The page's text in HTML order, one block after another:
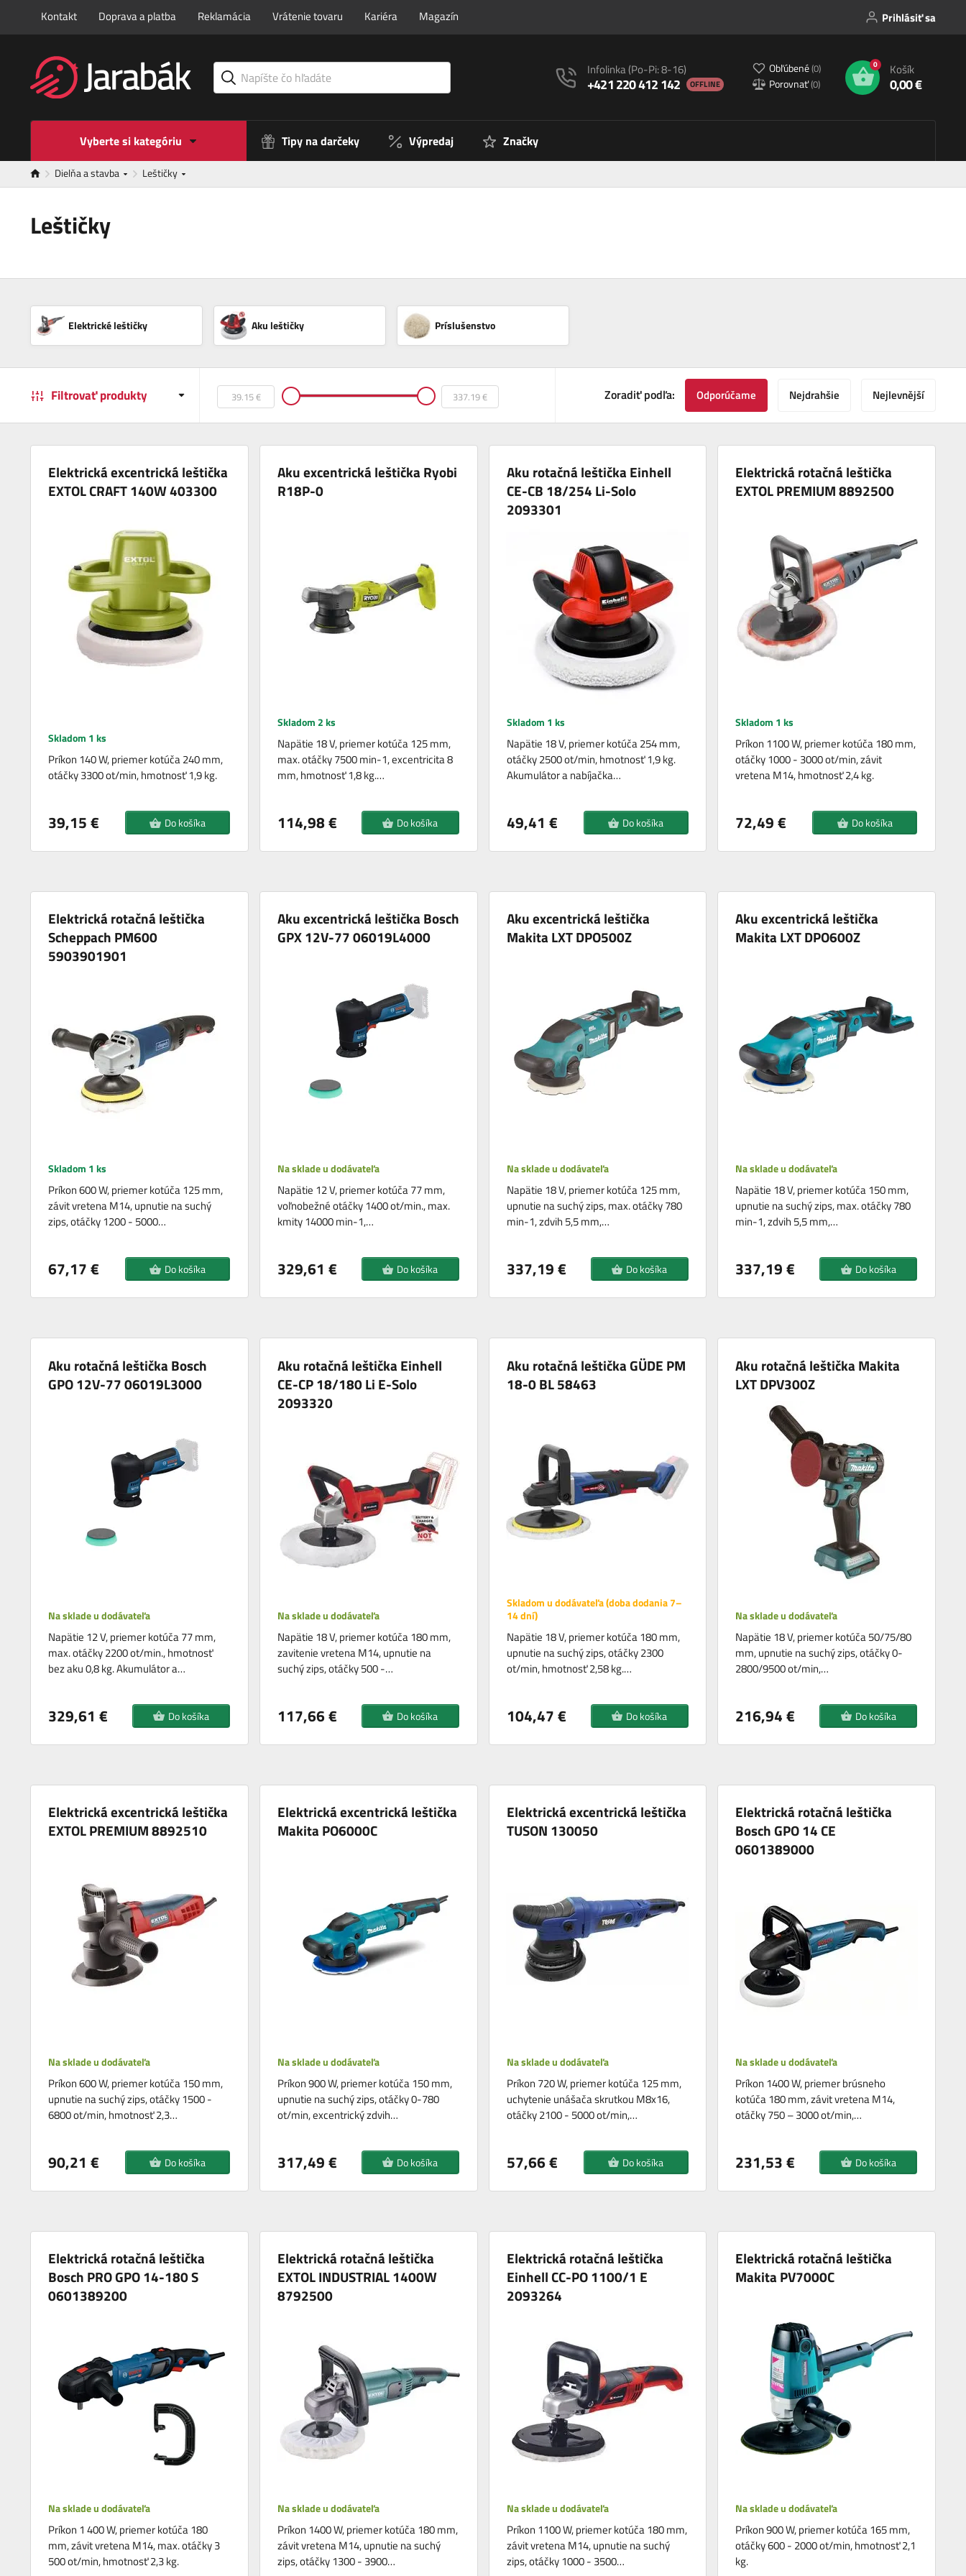
Kontakt Doprava a platba Reklamácia Vrátenie tovaru Kariéra Magazín Prihlásiť sa
Infolinka(Po-Pi: 8-16)
+421 220 412 142 OFFLINE
Obľúbené(0)
Porovnať(0)
0 Košík
0,00 €
Vyberte si kategóriu Tipy na darčeky Výpredaj Značky
Dielňa a stavba Leštičky
Leštičky
Elektrické leštičky Aku leštičky Príslušenstvo
Filtrovať produkty Zoradiť podľa: Odporúčame Nejdrahšie Nejlevnější
Elektrická excentrická leštička
EXTOL CRAFT 140W 403300
Skladom 1 ks
Príkon 140 W, priemer kotúča 240 mm,
otáčky 3300 ot/min, hmotnosť 1,9 kg.
39,15 € Do košíka
Aku excentrická leštička Ryobi
R18P-0
Skladom 2 ks
Napätie 18 V, priemer kotúča 125 mm,
max. otáčky 7500 min-1, excentricita 8
mm, hmotnosť 1,8 kg.…
114,98 € Do košíka
Aku rotačná leštička Einhell
CE-CB 18/254 Li-Solo
2093301
Skladom 1 ks
Napätie 18 V, priemer kotúča 254 mm,
otáčky 2500 ot/min, hmotnosť 1,9 kg.
Akumulátor a nabíjačka…
49,41 € Do košíka
Elektrická rotačná leštička
EXTOL PREMIUM 8892500
Skladom 1 ks
Príkon 1100 W, priemer kotúča 180 mm,
otáčky 1000 - 3000 ot/min, závit
vretena M14, hmotnosť 2,4 kg.
72,49 € Do košíka
Elektrická rotačná leštička
Scheppach PM600
5903901901
Skladom 1 ks
Príkon 600 W, priemer kotúča 125 mm,
závit vretena M14, upnutie na suchý
zips, otáčky 1200 - 5000…
67,17 € Do košíka
Aku excentrická leštička Bosch
GPX 12V-77 06019L4000
Na sklade u dodávateľa
Napätie 12 V, priemer kotúča 77 mm,
voľnobežné otáčky 1400 ot/min., max.
kmity 14000 min-1,…
329,61 € Do košíka
Aku excentrická leštička
Makita LXT DPO500Z
Na sklade u dodávateľa
Napätie 18 V, priemer kotúča 125 mm,
upnutie na suchý zips, max. otáčky 780
min-1, zdvih 5,5 mm,…
337,19 € Do košíka
Aku excentrická leštička
Makita LXT DPO600Z
Na sklade u dodávateľa
Napätie 18 V, priemer kotúča 150 mm,
upnutie na suchý zips, max. otáčky 780
min-1, zdvih 5,5 mm,…
337,19 € Do košíka
Aku rotačná leštička Bosch
GPO 12V-77 06019L3000
Na sklade u dodávateľa
Napätie 12 V, priemer kotúča 77 mm,
max. otáčky 2200 ot/min., hmotnosť
bez aku 0,8 kg. Akumulátor a…
329,61 € Do košíka
Aku rotačná leštička Einhell
CE-CP 18/180 Li E-Solo
2093320
Na sklade u dodávateľa
Napätie 18 V, priemer kotúča 180 mm,
zavitenie vretena M14, upnutie na
suchý zips, otáčky 500 -…
117,66 € Do košíka
Aku rotačná leštička GÜDE PM
18-0 BL 58463
Skladom u dodávateľa (doba dodania 7–
14 dní)
Napätie 18 V, priemer kotúča 180 mm,
upnutie na suchý zips, otáčky 2300
ot/min, hmotnosť 2,58 kg.…
104,47 € Do košíka
Aku rotačná leštička Makita
LXT DPV300Z
Na sklade u dodávateľa
Napätie 18 V, priemer kotúča 50/75/80
mm, upnutie na suchý zips, otáčky 0-
2800/9500 ot/min,…
216,94 € Do košíka
Elektrická excentrická leštička
EXTOL PREMIUM 8892510
Na sklade u dodávateľa
Príkon 600 W, priemer kotúča 150 mm,
upnutie na suchý zips, otáčky 1500 -
6800 ot/min, hmotnosť 2,3…
90,21 € Do košíka
Elektrická excentrická leštička
Makita PO6000C
Na sklade u dodávateľa
Príkon 900 W, priemer kotúča 150 mm,
upnutie na suchý zips, otáčky 0-780
ot/min, excentrický zdvih…
317,49 € Do košíka
Elektrická excentrická leštička
TUSON 130050
Na sklade u dodávateľa
Príkon 720 W, priemer kotúča 125 mm,
uchytenie unášača skrutkou M8x16,
otáčky 2100 - 5000 ot/min,…
57,66 € Do košíka
Elektrická rotačná leštička
Bosch GPO 14 CE
0601389000
Na sklade u dodávateľa
Príkon 1400 W, priemer brúsneho
kotúča 180 mm, závit vretena M14,
otáčky 750 – 3000 ot/min,…
231,53 € Do košíka
Elektrická rotačná leštička
Bosch PRO GPO 14-180 S
0601389200
Na sklade u dodávateľa
Príkon 1 400 W, priemer kotúča 180
mm, závit vretena M14, max. otáčky 3
500 ot/min, hmotnosť 2,3 kg.
Elektrická rotačná leštička
EXTOL INDUSTRIAL 1400W
8792500
Na sklade u dodávateľa
Príkon 1400 W, priemer kotúča 180 mm,
závit vretena M14, upnutie na suchý
zips, otáčky 1300 - 3900…
Elektrická rotačná leštička
Einhell CC-PO 1100/1 E
2093264
Na sklade u dodávateľa
Príkon 1100 W, priemer kotúča 180 mm,
závit vretena M14, upnutie na suchý
zips, otáčky 1000 - 3500…
Elektrická rotačná leštička
Makita PV7000C
Na sklade u dodávateľa
Príkon 900 W, priemer kotúča 165 mm,
otáčky 600 - 2000 ot/min, hmotnosť 2,1
kg.